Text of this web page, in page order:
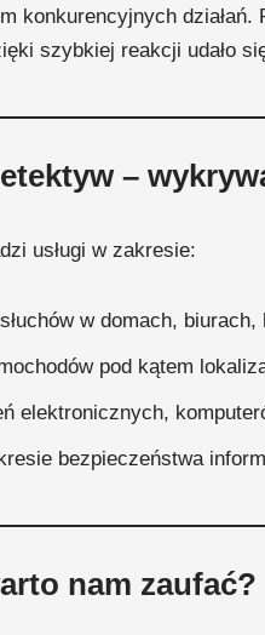
konkurencyjnych
szybkiej reakcji udało
–
usługi w zakresie:
w domach, biurach,
pod kątem
elektronicznych,
bezpieczeństwa
nam zaufać?